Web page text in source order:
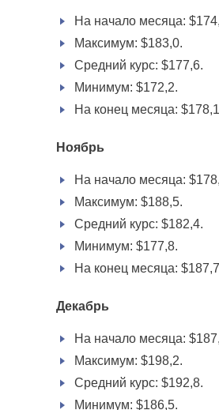
На начало месяца:
Максимум: $183,0.
Средний курс: $177,6.
Минимум: $172,2.
На конец месяца:
Ноябрь
На начало месяца:
Максимум: $188,5.
Средний курс: $182,4.
Минимум: $177,8.
На конец месяца:
Декабрь
На начало месяца:
Максимум: $198,2.
Средний курс: $192,8.
Минимум: $186,5.